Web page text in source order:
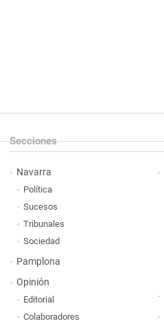
Secciones
Navarra
Política
Sucesos
Tribunales
Sociedad
Pamplona
Opinión
Editorial
Colaboradores